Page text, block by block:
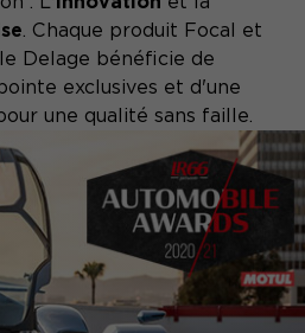
. Chaque produit Focal et
Delage bénéficie de
exclusives et d'une
une qualité sans faille.